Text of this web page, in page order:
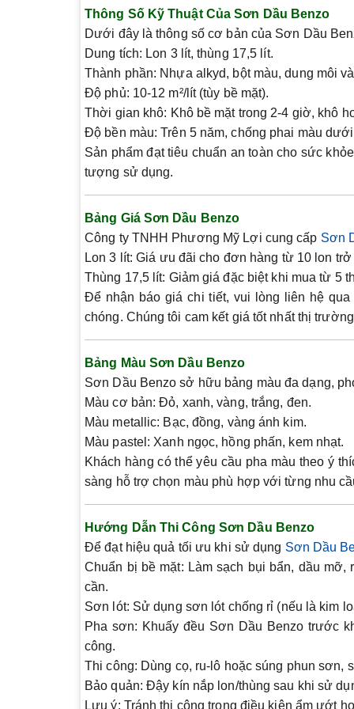
Thông Số Kỹ Thuật Của Sơn Dầu Benzo
Dưới đây là thông số cơ bản của Sơn Dầu
Dung tích: Lon 3 lít, thùng 17,5 lít.
Thành phần: Nhựa alkyd, bột màu, dung môi
Độ phủ: 10-12 m²/lít (tùy bề mặt).
Thời gian khô: Khô bề mặt trong 2-4 giờ, khô
Độ bền màu: Trên 5 năm, chống phai màu
Sản phẩm đạt tiêu chuẩn an toàn cho sức
tượng sử dụng.
Bảng Giá Sơn Dầu Benzo
Công ty TNHH Phương Mỹ Lợi cung cấp Sơn
Lon 3 lít: Giá ưu đãi cho đơn hàng từ 10 lon trở
Thùng 17,5 lít: Giảm giá đặc biệt khi mua từ 5
Để nhận báo giá chi tiết, vui lòng liên hệ
chóng. Chúng tôi cam kết giá tốt nhất thị
Bảng Màu Sơn Dầu Benzo
Sơn Dầu Benzo sở hữu bảng màu đa dạng,
Màu cơ bản: Đỏ, xanh, vàng, trắng, đen.
Màu metallic: Bạc, đồng, vàng ánh kim.
Màu pastel: Xanh ngọc, hồng phấn, kem nhạt.
Khách hàng có thể yêu cầu pha màu theo ý
sàng hỗ trợ chọn màu phù hợp với từng nhu
Hướng Dẫn Thi Công Sơn Dầu Benzo
Để đạt hiệu quả tối ưu khi sử dụng Sơn Dầu
Chuẩn bị bề mặt: Làm sạch bụi bẩn, dầu mỡ,
cần.
Sơn lót: Sử dụng sơn lót chống rỉ (nếu là kim
Pha sơn: Khuấy đều Sơn Dầu Benzo trước
công.
Thi công: Dùng cọ, ru-lô hoặc súng phun
Bảo quản: Đậy kín nắp lon/thùng sau khi sử
Lưu ý: Tránh thi công trong điều kiện ẩm ướt